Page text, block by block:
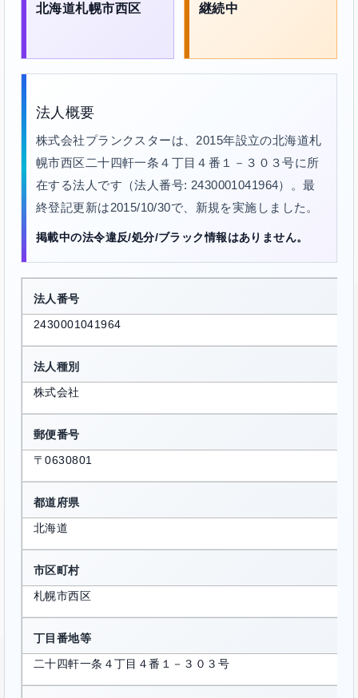
北海道札幌市西区 継続中
法人概要
株式会社プランクスターは、2015年設立の北海道札
幌市西区二十四軒一条４丁目４番１－３０３号に所
在する法人です（法人番号: 2430001041964）。最
終登記更新は2015/10/30で、新規を実施しました。
掲載中の法令違反/処分/ブラック情報はありません。
法人番号
2430001041964
法人種別
株式会社
郵便番号
〒0630801
都道府県
北海道
市区町村
札幌市西区
丁目番地等
二十四軒一条４丁目４番１－３０３号